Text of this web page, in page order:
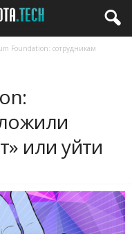
Foundation: сотрудникам
или уйти